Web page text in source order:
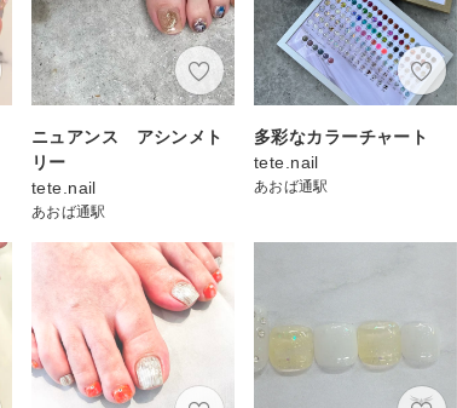
ニュアンス アシンメト
リー
tete.nail
あおば通駅
多彩なカラーチャート
tete.nail
あおば通駅